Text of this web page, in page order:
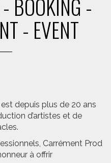
BOOKING -
- EVENT
depuis plus de 20 ans
d’artistes et de
Carrément Prod
à offrir